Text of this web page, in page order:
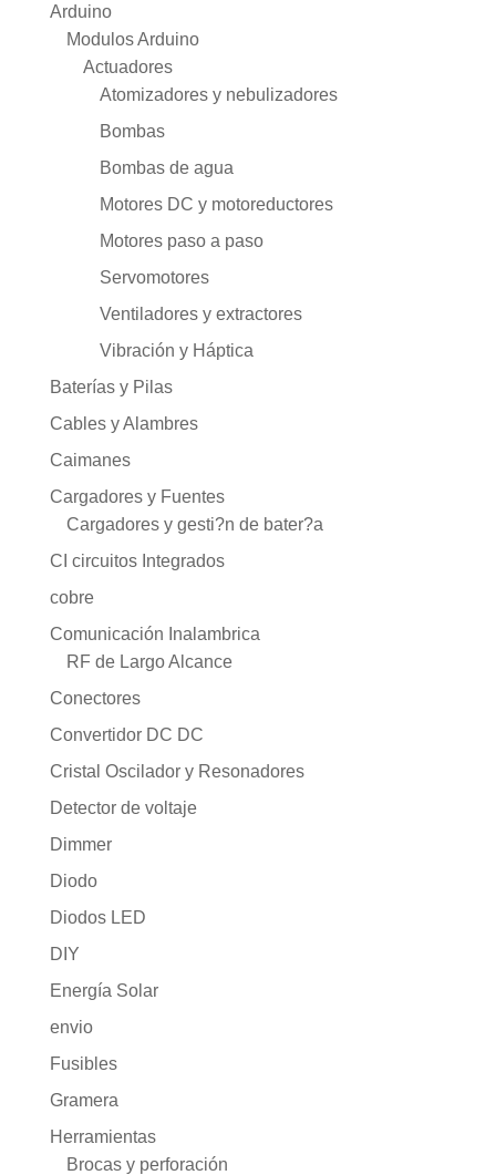
Arduino
Modulos Arduino
Actuadores
Atomizadores y nebulizadores
Bombas
Bombas de agua
Motores DC y motoreductores
Motores paso a paso
Servomotores
Ventiladores y extractores
Vibración y Háptica
Baterías y Pilas
Cables y Alambres
Caimanes
Cargadores y Fuentes
Cargadores y gesti?n de bater?a
CI circuitos Integrados
cobre
Comunicación Inalambrica
RF de Largo Alcance
Conectores
Convertidor DC DC
Cristal Oscilador y Resonadores
Detector de voltaje
Dimmer
Diodo
Diodos LED
DIY
Energía Solar
envio
Fusibles
Gramera
Herramientas
Brocas y perforación